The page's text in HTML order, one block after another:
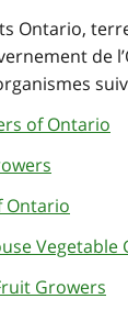
Ontario,
de
of Ontario
Ontario
Vegetable
Growers